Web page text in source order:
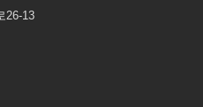
26-13